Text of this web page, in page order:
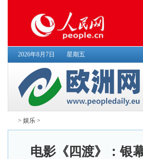
2026年8月7日 星期五
> 娱乐 >
电影《四渡》：银